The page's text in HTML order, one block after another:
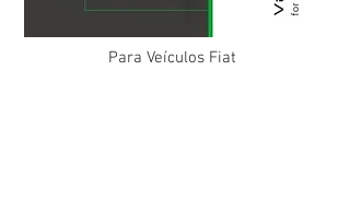
Para Veículos Fiat